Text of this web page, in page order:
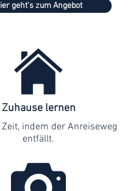
geht's zum Angebot
Zuhause lernen
indem der Anreiseweg
entfällt.